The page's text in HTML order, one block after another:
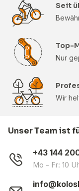
Seit
Top-
Nur
Wir
Unser Team ist
+43 144
Mo - Fr: 10